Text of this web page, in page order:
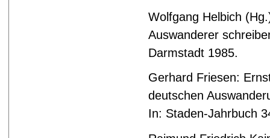
Wolfgang Helbich
Auswanderer
Darmstadt 1985.
Gerhard Friesen:
deutschen
In: Staden-Jahrbuch